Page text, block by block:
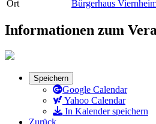
Ort
Bürgerhaus
Informationen zum
Speichern
Google Calendar
Yahoo Calendar
In Kalender speichern